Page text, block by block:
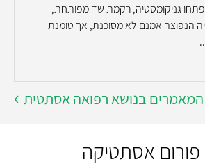
יפתחו גניקומסטיה, רקמת שד מפותחת,
הנפוצה אמנם לא מסוכנת, אך טומנת
בנושא רפואה אסתטית
אסתטיקה